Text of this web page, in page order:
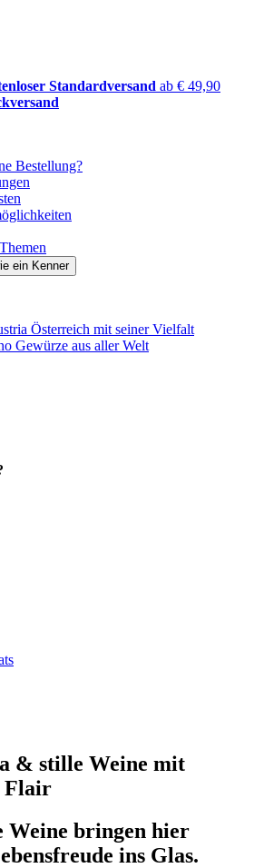
Standardversand ab € 49,90
Bestellung?
Österreich mit seiner Vielfalt
Gewürze aus aller Welt
& stille Weine mit
Flair
Weine bringen hier
ins Glas.